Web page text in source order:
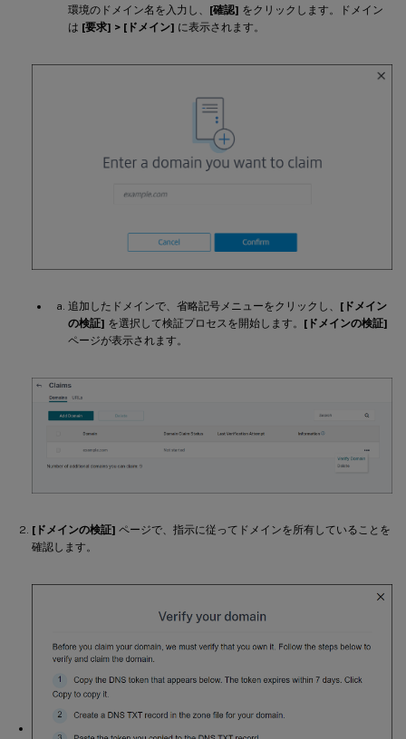
環境のドメイン名を入力し、 [確認] をクリックします。ドメイン
は [要求] > [ドメイン] に表示されます。
追加したドメインで、省略記号メニューをクリックし、 [ドメイン
の検証] を選択して検証プロセスを開始します。 [ドメインの検証]
ページが表示されます。
[ドメインの検証] ページで、指示に従ってドメインを所有していることを
確認します。